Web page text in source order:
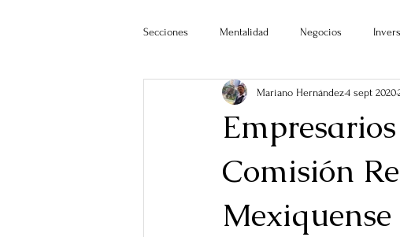
Secciones Mentalidad Negocios
Comisión
Mexiquense
Mariano Hernández4 sept 2020